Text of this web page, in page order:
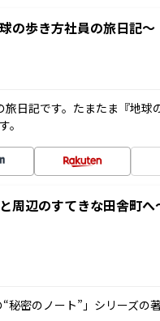
の歩き方社員の旅日記～
日記です。たまたま『地球
。
周辺のすてきな田舎町
秘密のノート”」シリーズの